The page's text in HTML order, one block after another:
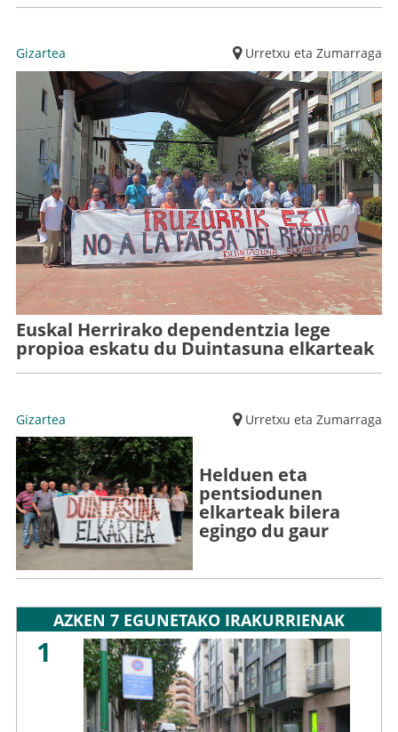
Gizartea Urretxu eta Zumarraga
Euskal Herrirako dependentzia lege
propioa eskatu du Duintasuna elkarteak
Gizartea Urretxu eta Zumarraga
Helduen eta
pentsiodunen
elkarteak bilera
egingo du gaur
AZKEN 7 EGUNETAKO IRAKURRIENAK
1